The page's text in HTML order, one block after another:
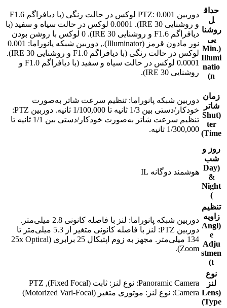
حداق
ل
روشنا
یی
(Min.
Illumi
natio
n)
دوربین PTZ: 0.001 لوکس در حالت رنگی (با دیافراگم F1.6
و روشنایی 30 IRE). 0.0001 لوکس در حالت سیاه و سفید (با
دیافراگم F1.6 و روشنایی 30 IRE). 0 لوکس با روشن بودن
نور مادون قرمز (Illuminator)., دوربین شبکه پانوراما: 0.001
لوکس در حالت رنگی (با دیافراگم F1.0 و روشنایی 30 IRE).
0.0001 لوکس در حالت سیاه و سفید (با دیافراگم F1.0 و
روشنایی 30 IRE).
زمان
شاتر
(Shut
ter
Time)
دوربین شبکه پانوراما: تنظیم سرعت شاتر به‌صورت
خودکار/دستی بین 1/3 ثانیه تا 1/100,000 ثانیه. دوربین PTZ:
تنظیم سرعت شاتر به‌صورت خودکار/دستی بین 1/1 ثانیه تا
1/300,000 ثانیه.
روز و
شب
(Day
&
Night
)
هوشمند دوگانه IL
تنظیم
زاویه
(Angl
e
Adju
stmen
t)
دوربین شبکه پانوراما: لنز با فاصله کانونی 2.8 میلی‌متر.
دوربین PTZ: لنز با فاصله کانونی متغیر از 5.3 میلی‌متر تا
134 میلی‌متر. مجهز به زوم اپتیکال 25 برابری (25x Optical
Zoom).
نوع
لنز
(Lens
Type)
Panoramic Camera: نوع لنز: ثابت (Fixed Focal), PTZ
Camera: نوع لنز: موتوری متغیر (Motorized Vari-Focal)